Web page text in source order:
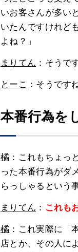
いお客さんが多い
いたんですけれど
よね？」
まりてん ：そうで
とーこ ：そうです
本番行為を
橘 ：これもちょっ
った本番行為がダ
らっしゃるという
まりてん ： これも
橘 ：これ実際に「
店とか、その人に